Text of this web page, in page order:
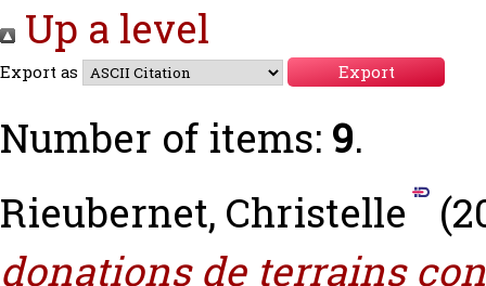
Up a level
Export as
Number of items: 9.
Rieubernet, Christelle
donations de terrains